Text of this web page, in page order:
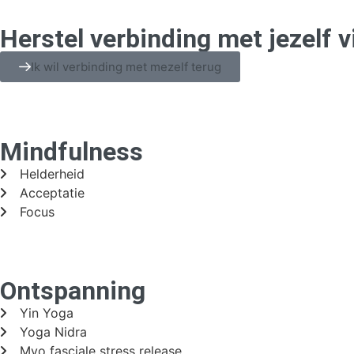
Herstel verbinding met jezelf
Ik wil verbinding met mezelf terug
Mindfulness
Helderheid
Acceptatie
Focus
Ontspanning
Yin Yoga
Yoga Nidra